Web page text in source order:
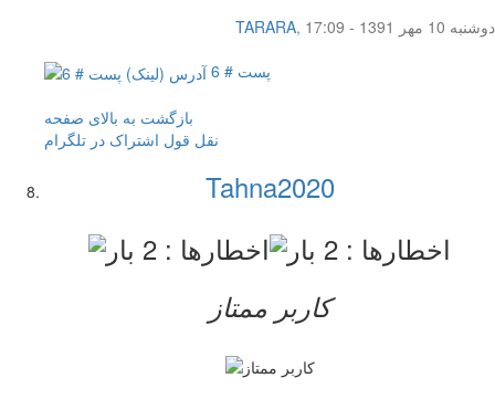
TARARA,
دوشنبه 10 مهر 1391 - 17:09
پست # 6
بازگشت به بالای صفحه
نقل قول اشتراک در تلگرام
Tahna2020
کاربر ممتاز